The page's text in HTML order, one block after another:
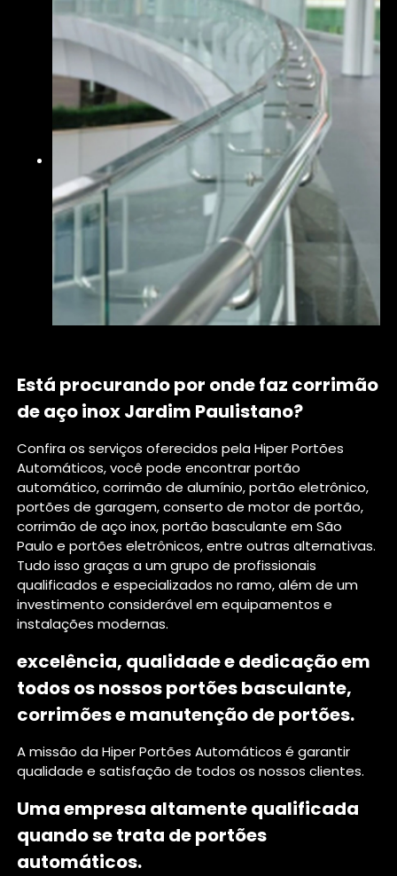
Está procurando por onde faz corrimão
de aço inox Jardim Paulistano?
Confira os serviços oferecidos pela Hiper Portões
Automáticos, você pode encontrar portão
automático, corrimão de alumínio, portão eletrônico,
portões de garagem, conserto de motor de portão,
corrimão de aço inox, portão basculante em São
Paulo e portões eletrônicos, entre outras alternativas.
Tudo isso graças a um grupo de profissionais
qualificados e especializados no ramo, além de um
investimento considerável em equipamentos e
instalações modernas.
excelência, qualidade e dedicação em
todos os nossos portões basculante,
corrimões e manutenção de portões.
A missão da Hiper Portões Automáticos é garantir
qualidade e satisfação de todos os nossos clientes.
Uma empresa altamente qualificada
quando se trata de portões
automáticos.